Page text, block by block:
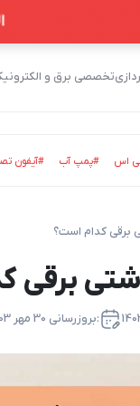
تخصصی برق و
اس #پمپ آب #آیفون
برقی کدام است؟
:بروزرسانی